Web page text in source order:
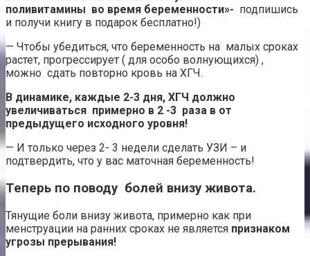
поливитамины во время беременности»- подпишись
и получи книгу в подарок бесплатно!)
— Чтобы убедиться, что беременность на малых сроках
растет, прогрессирует ( для особо волнующихся) ,
можно сдать повторно кровь на ХГЧ.
В динамике, каждые 2-3 дня, ХГЧ должно
увеличиваться примерно в 2 -3 раза в от
предыдущего исходного уровня!
— И только через 2- 3 недели сделать УЗИ – и
подтвердить, что у вас маточная беременность!
Теперь по поводу болей внизу живота.
Тянущие боли внизу живота, примерно как при
менструации на ранних сроках не является признаком
угрозы прерывания!